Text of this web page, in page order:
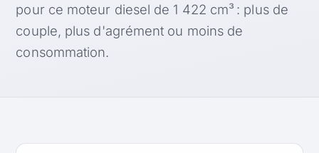
pour ce moteur diesel de 1 422 cm³ : plus de
couple, plus d'agrément ou moins de
consommation.